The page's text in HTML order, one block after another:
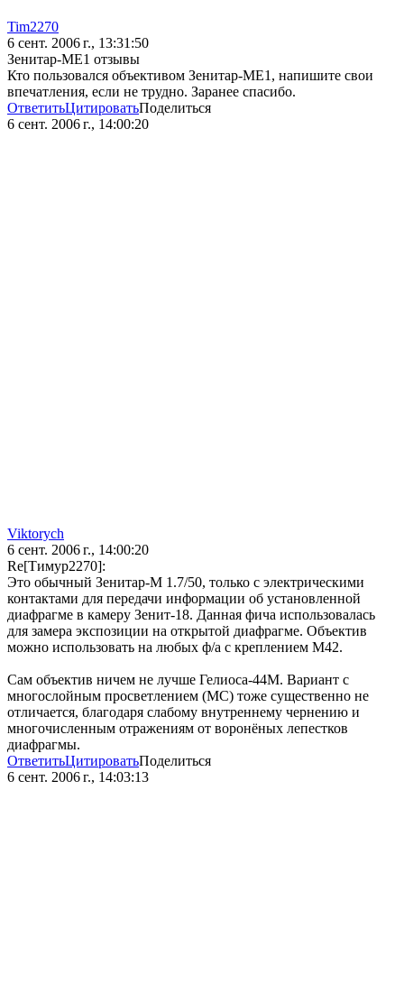
Tim2270
6 сент. 2006 г., 13:31:50
Зенитар-МЕ1 отзывы
Кто пользовался объективом Зенитар-МЕ1, напишите свои
впечатления, если не трудно. Заранее спасибо.
ОтветитьЦитироватьПоделиться
6 сент. 2006 г., 14:00:20
Viktorych
6 сент. 2006 г., 14:00:20
Re[Тимур2270]:
Это обычный Зенитар-М 1.7/50, только с электрическими
контактами для передачи информации об установленной
диафрагме в камеру Зенит-18. Данная фича использовалась
для замера экспозиции на открытой диафрагме. Объектив
можно использовать на любых ф/а с креплением М42.
Сам объектив ничем не лучше Гелиоса-44М. Вариант с
многослойным просветлением (МС) тоже существенно не
отличается, благодаря слабому внутреннему чернению и
многочисленным отражениям от воронёных лепестков
диафрагмы.
ОтветитьЦитироватьПоделиться
6 сент. 2006 г., 14:03:13